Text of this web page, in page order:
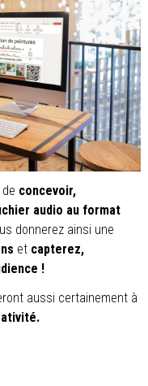
concevoir,
audio au format
donnerez ainsi une
et capterez,
!
aussi certainement à